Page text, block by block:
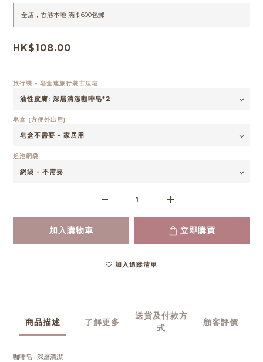
全店，香港本地 滿＄600包郵
HK$108.00
旅行裝 - 皂盒連旅行裝古法皂
皂盒 (方便外出用)
起泡網袋
加入購物車 立即購買
加入追蹤清單
商品描述 了解更多
送貨及付款方
式
顧客評價
咖啡皂 : 深層清潔